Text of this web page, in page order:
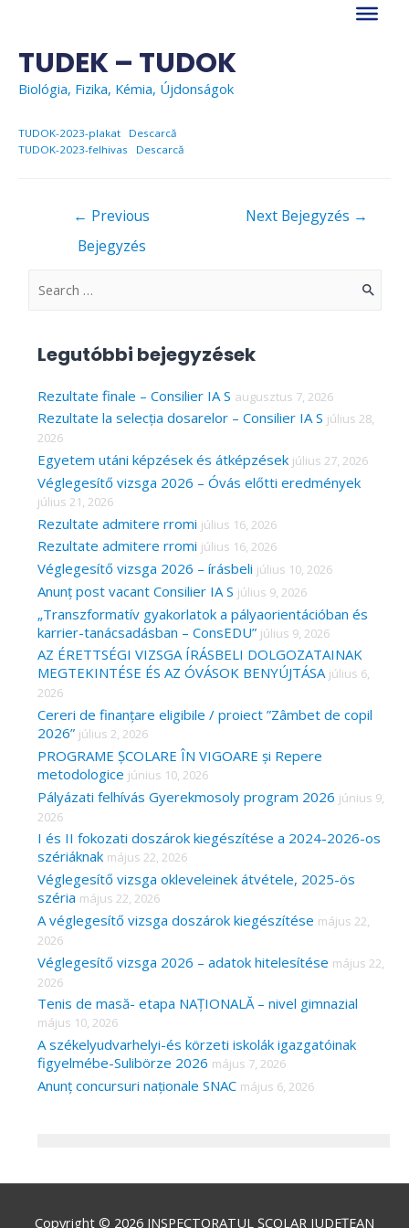
contentTUDEK – TUDOK
Biológia, Fizika, Kémia, Újdonságok
TUDOK-2023-plakat
Descarcă
TUDOK-2023-felhivas
Descarcă
← Previous
Bejegyzés
Next Bejegyzés →
S
c
h
f
r
:
Legutóbbi bejegyzések
Rezultate finale – Consilier IA S augusztus 7, 2026
Rezultate la selecția dosarelor – Consilier IA S július 28,
2026
Egyetem utáni képzések és átképzések július 27, 2026
Véglegesítő vizsga 2026 – Óvás előtti eredmények
július 21, 2026
Rezultate admitere rromi július 16, 2026
Rezultate admitere rromi július 16, 2026
Véglegesítő vizsga 2026 – írásbeli július 10, 2026
Anunț post vacant Consilier IA S július 9, 2026
„Transzformatív gyakorlatok a pályaorientációban és
karrier-tanácsadásban – ConsEDU” július 9, 2026
AZ ÉRETTSÉGI VIZSGA ÍRÁSBELI DOLGOZATAINAK
MEGTEKINTÉSE ÉS AZ ÓVÁSOK BENYÚJTÁSA július 6,
2026
Cereri de finanțare eligibile / proiect ”Zâmbet de copil
2026” július 2, 2026
PROGRAME ȘCOLARE ÎN VIGOARE și Repere
metodologice június 10, 2026
Pályázati felhívás Gyerekmosoly program 2026 június 9,
2026
I és II fokozati doszárok kiegészítése a 2024-2026-os
szériáknak május 22, 2026
Véglegesítő vizsga okleveleinek átvétele, 2025-ös
széria május 22, 2026
A véglegesítő vizsga doszárok kiegészítése május 22,
2026
Véglegesítő vizsga 2026 – adatok hitelesítése május 22,
2026
Tenis de masă- etapa NAȚIONALĂ – nivel gimnazial
május 10, 2026
A székelyudvarhelyi-és körzeti iskolák igazgatóinak
figyelmébe-Sulibörze 2026 május 7, 2026
Anunț concursuri naționale SNAC május 6, 2026
Copyright © 2026 INSPECTORATUL ȘCOLAR JUDEȚEAN